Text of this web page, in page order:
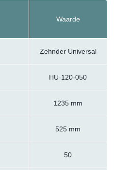
Waarde
Zehnder Universal
HU-120-050
1235 mm
525 mm
50